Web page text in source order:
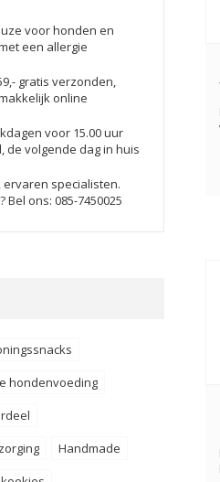
voor honden en
een allergie
gratis verzonden,
online
voor 15.00 uur
de volgende dag in huis
ervaren specialisten.
Bel ons: 085-7450025
hondenvoeding
Handmade